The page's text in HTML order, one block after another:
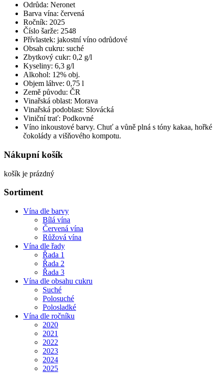
Odrůda: Neronet
Barva vína: červená
Ročník: 2025
Číslo šarže: 2548
Přívlastek: jakostní víno odrůdové
Obsah cukru: suché
Zbytkový cukr: 0,2 g/l
Kyseliny: 6,3 g/l
Alkohol: 12% obj.
Objem láhve: 0,75 l
Země původu: ČR
Vinařská oblast: Morava
Vinařská podoblast: Slovácká
Viniční trať: Podkovné
Víno inkoustové barvy. Chuť a vůně plná s tóny kakaa, hořké
čokolády a višňového kompotu.
Nákupní košík
košík je prázdný
Sortiment
Vína dle barvy
Bílá vína
Červená vína
Růžová vína
Vína dle řady
Řada 1
Řada 2
Řada 3
Vína dle obsahu cukru
Suché
Polosuché
Polosladké
Vína dle ročníku
2020
2021
2022
2023
2024
2025